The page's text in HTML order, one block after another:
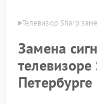
Телевизор Sharp
Замена
Петербурге